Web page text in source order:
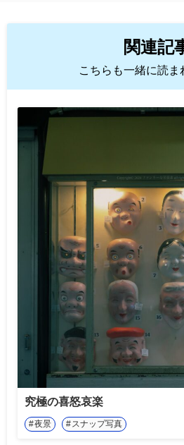
関連記
こちらも一緒に読ま
究極の喜怒哀楽
夜景 スナップ写真